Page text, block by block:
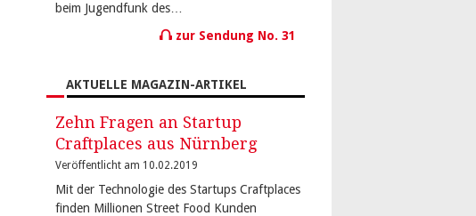
beim Jugendfunk des…
zur Sendung No. 31
AKTUELLE MAGAZIN-ARTIKEL
Zehn Fragen an Startup
Craftplaces aus Nürnberg
Veröffentlicht am 10.02.2019
Mit der Technologie des Startups Craftplaces
finden Millionen Street Food Kunden